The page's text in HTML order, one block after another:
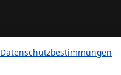
Datenschutzbestimmungen